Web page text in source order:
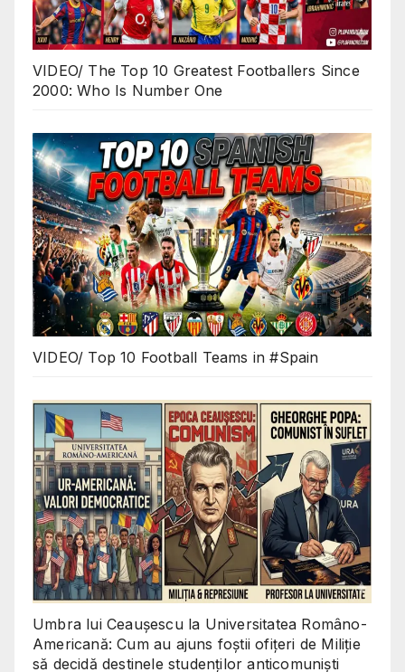
VIDEO/ The Top 10 Greatest Footballers Since
2000: Who Is Number One
VIDEO/ Top 10 Football Teams in #Spain
Umbra lui Ceaușescu la Universitatea Româno-
Americană: Cum au ajuns foștii ofițeri de Miliție
să decidă destinele studenților anticomuniști